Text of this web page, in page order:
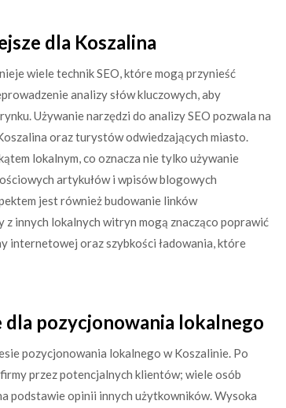
dla Koszalina
wiele technik SEO, które mogą przynieść
analizy słów kluczowych, aby
Używanie narzędzi do analizy SEO pozwala na
oraz turystów odwiedzających miasto.
lokalnym, co oznacza nie tylko używanie
artykułów i wpisów blogowych
jest również budowanie linków
innych lokalnych witryn mogą znacząco poprawić
internetowej oraz szybkości ładowania, które
pozycjonowania lokalnego
pozycjonowania lokalnego w Koszalinie. Po
przez potencjalnych klientów; wiele osób
podstawie opinii innych użytkowników. Wysoka